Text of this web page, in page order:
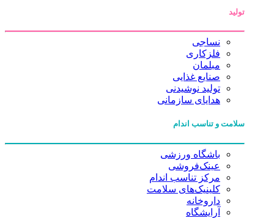
تولید
نساجی
فلزکاری
مبلمان
صنایع غذایی
تولید نوشیدنی
هدایای سازمانی
سلامت و تناسب اندام
باشگاه ورزشی
عینک‌فروشی
مرکز تناسب اندام
کلینیک‌های سلامت
داروخانه
آرایشگاه